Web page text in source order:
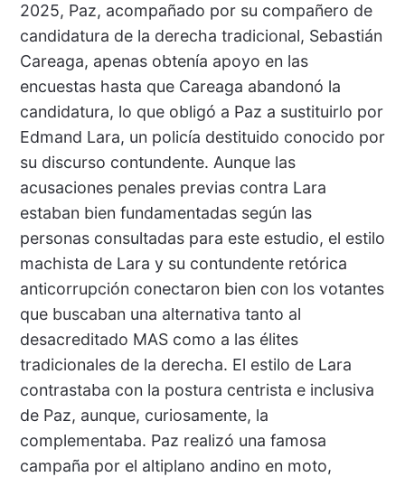
2025, Paz, acompañado por su compañero de
candidatura de la derecha tradicional, Sebastián
Careaga, apenas obtenía apoyo en las
encuestas hasta que Careaga abandonó la
candidatura, lo que obligó a Paz a sustituirlo por
Edmand Lara, un policía destituido conocido por
su discurso contundente. Aunque las
acusaciones penales previas contra Lara
estaban bien fundamentadas según las
personas consultadas para este estudio, el estilo
machista de Lara y su contundente retórica
anticorrupción conectaron bien con los votantes
que buscaban una alternativa tanto al
desacreditado MAS como a las élites
tradicionales de la derecha. El estilo de Lara
contrastaba con la postura centrista e inclusiva
de Paz, aunque, curiosamente, la
complementaba. Paz realizó una famosa
campaña por el altiplano andino en moto,